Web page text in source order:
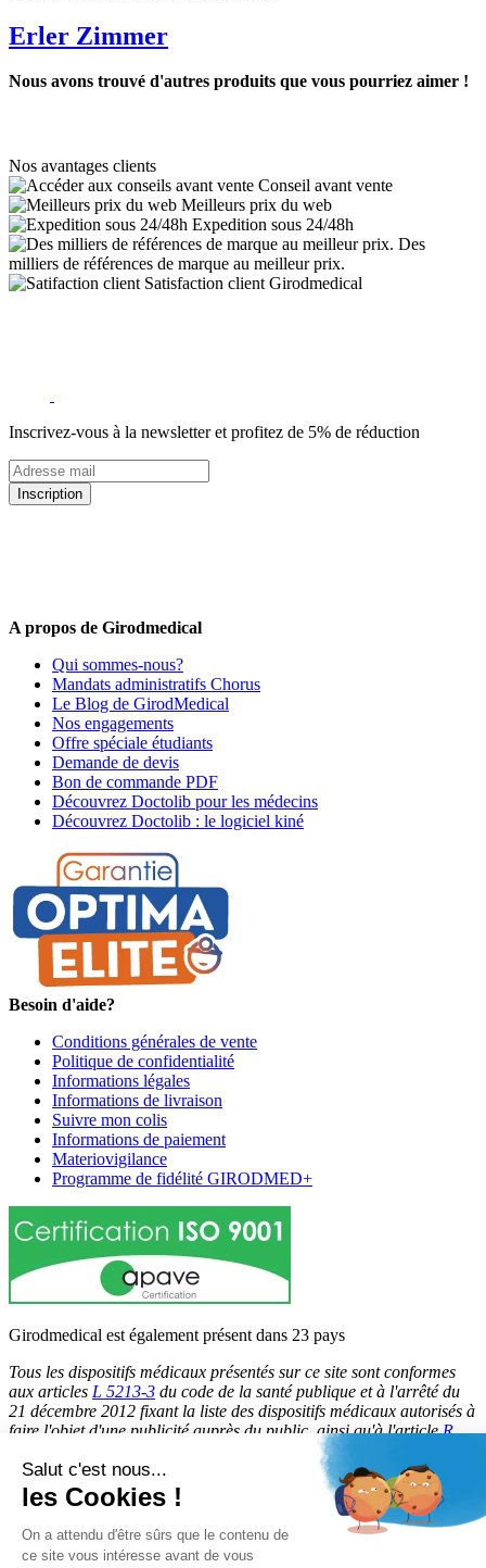
Erler Zimmer
Nous avons trouvé d'autres produits que vous pourriez aimer !
Nos avantages clients
Conseil avant vente
Meilleurs prix du web
Expedition sous 24/48h
Des
milliers de références de marque au meilleur prix.
Satisfaction client Girodmedical
Inscrivez-vous à la newsletter et profitez de 5% de réduction
Inscription
A propos de Girodmedical
Qui sommes-nous?
Mandats administratifs Chorus
Le Blog de GirodMedical
Nos engagements
Offre spéciale étudiants
Demande de devis
Bon de commande PDF
Découvrez Doctolib pour les médecins
Découvrez Doctolib : le logiciel kiné
Besoin d'aide?
Conditions générales de vente
Politique de confidentialité
Informations légales
Informations de livraison
Suivre mon colis
Informations de paiement
Materiovigilance
Programme de fidélité GIRODMED+
Girodmedical est également présent dans 23 pays
Tous les dispositifs médicaux présentés sur ce site sont conformes
aux articles L 5213-3 du code de la santé publique et à l'arrêté du
21 décembre 2012 fixant la liste des dispositifs médicaux autorisés à
faire l'objet d'une publicité auprès du public, ainsi qu'à l'articleR
du code de la santé publique. Par conséquent, ils peuvent
être légalement promus et rendus accessibles au public.
© 2026 Girodmedical. Tous droits réservés.
Salut c'est nous...
les Cookies !
On a attendu d'être sûrs que le contenu de
ce site vous intéresse avant de vous